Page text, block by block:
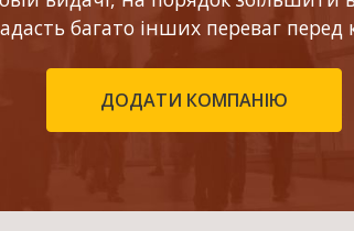
багато інших переваг
ДОДАТИ КОМПАНІЮ